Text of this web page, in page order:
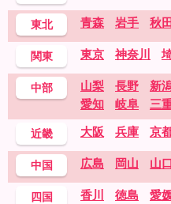
東北 青森 岩手 秋田
関東 東京 神奈川
中部 山梨 長野 新
愛知
岐阜 三
近畿 大阪 兵庫 京
中国 広島 岡山 山口
四国 香川 徳島 愛